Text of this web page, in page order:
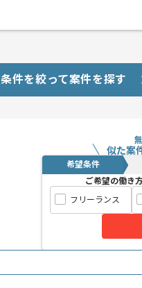
条件を絞って案件を探す
似た案
希望条件
ご希望の働き
フリーランス